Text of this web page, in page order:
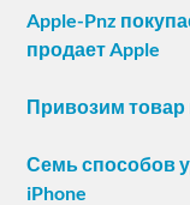
Apple-Pnz
продает Apple
Привозим товар
Семь способов
iPhone